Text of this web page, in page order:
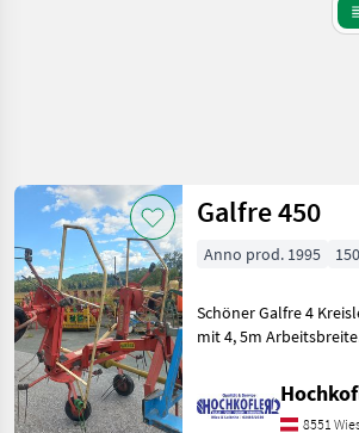
ricerca
Categoria 4 Paese Filtri
PERCORSO
ATTUALE
Settore
agricolo
Reimposta
Mostra
2
risultati
Galfre 450
Anno prod. 1995
Schöner Galfre 4
mit 4, 5m Arbeitsbreite
Gelenkswelle
portato, Staffa di
8551